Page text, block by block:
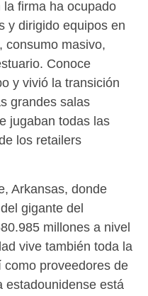
firma ha ocupado
y dirigido equipos en
consumo masivo,
Conoce
y vivió la transición
grandes salas
jugaban todas las
los retailers
Arkansas, donde
gigante del
millones a nivel
vive también toda la
proveedores de
estadounidense está